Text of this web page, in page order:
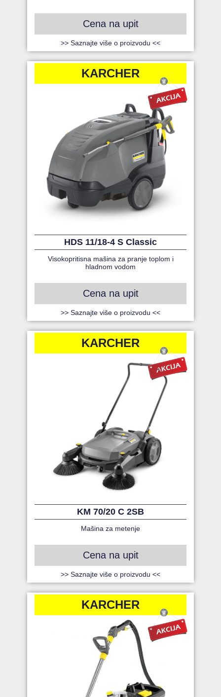
Cena na upit
>> Saznajte više o proizvodu <<
KARCHER
HDS 11/18-4 S Classic
Visokopritisna mašina za pranje toplom i
hladnom vodom
Cena na upit
>> Saznajte više o proizvodu <<
KARCHER
KM 70/20 C 2SB
Mašina za metenje
Cena na upit
>> Saznajte više o proizvodu <<
KARCHER